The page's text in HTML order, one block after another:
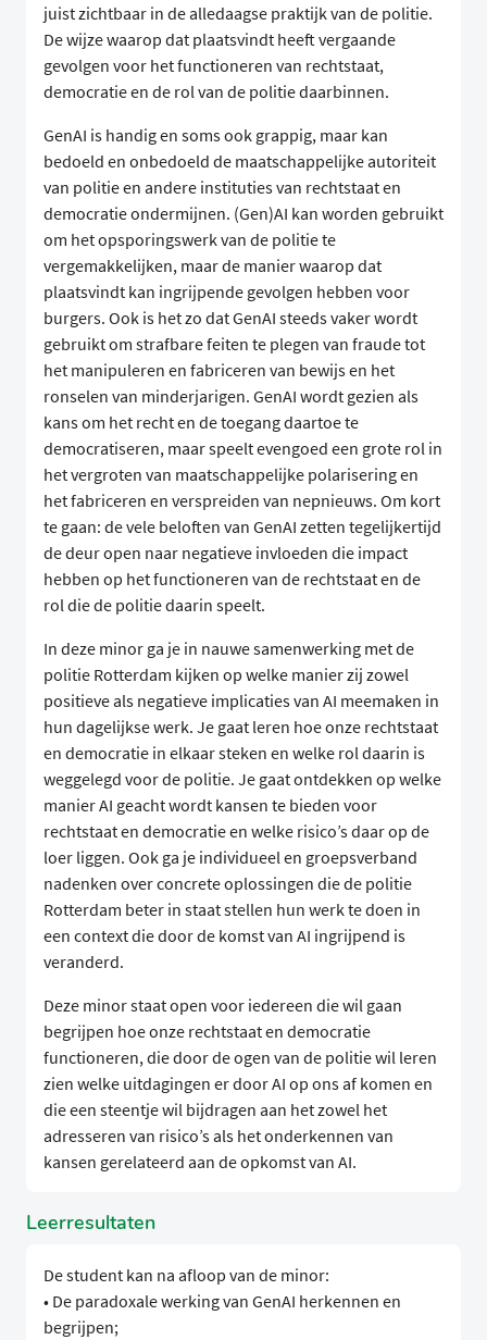
juist zichtbaar in de alledaagse praktijk van de politie.
De wijze waarop dat plaatsvindt heeft vergaande
gevolgen voor het functioneren van rechtstaat,
democratie en de rol van de politie daarbinnen.
GenAI is handig en soms ook grappig, maar kan
bedoeld en onbedoeld de maatschappelijke autoriteit
van politie en andere instituties van rechtstaat en
democratie ondermijnen. (Gen)AI kan worden gebruikt
om het opsporingswerk van de politie te
vergemakkelijken, maar de manier waarop dat
plaatsvindt kan ingrijpende gevolgen hebben voor
burgers. Ook is het zo dat GenAI steeds vaker wordt
gebruikt om strafbare feiten te plegen van fraude tot
het manipuleren en fabriceren van bewijs en het
ronselen van minderjarigen. GenAI wordt gezien als
kans om het recht en de toegang daartoe te
democratiseren, maar speelt evengoed een grote rol in
het vergroten van maatschappelijke polarisering en
het fabriceren en verspreiden van nepnieuws. Om kort
te gaan: de vele beloften van GenAI zetten tegelijkertijd
de deur open naar negatieve invloeden die impact
hebben op het functioneren van de rechtstaat en de
rol die de politie daarin speelt.
In deze minor ga je in nauwe samenwerking met de
politie Rotterdam kijken op welke manier zij zowel
positieve als negatieve implicaties van AI meemaken in
hun dagelijkse werk. Je gaat leren hoe onze rechtstaat
en democratie in elkaar steken en welke rol daarin is
weggelegd voor de politie. Je gaat ontdekken op welke
manier AI geacht wordt kansen te bieden voor
rechtstaat en democratie en welke risico’s daar op de
loer liggen. Ook ga je individueel en groepsverband
nadenken over concrete oplossingen die de politie
Rotterdam beter in staat stellen hun werk te doen in
een context die door de komst van AI ingrijpend is
veranderd.
Deze minor staat open voor iedereen die wil gaan
begrijpen hoe onze rechtstaat en democratie
functioneren, die door de ogen van de politie wil leren
zien welke uitdagingen er door AI op ons af komen en
die een steentje wil bijdragen aan het zowel het
adresseren van risico’s als het onderkennen van
kansen gerelateerd aan de opkomst van AI.
Leerresultaten
De student kan na afloop van de minor:
• De paradoxale werking van GenAI herkennen en
begrijpen;